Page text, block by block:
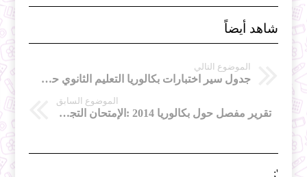
شاهد أيضاً
الموضوع التالي
جدول سير اختبارات بكالوريا التعليم الثانوي حسب توقيت الجزائر
الموضوع السابق
تقرير مفصل حول بكالوريا 2014 :الإمتحان التجريبي و الدروس المرجعية أو العتبة
';